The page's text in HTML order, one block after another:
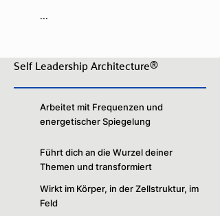
die Zellebene
Zielsetzung
Klassisch:will Probleme lösen und Leistung
erinnert dich an deine ursprüngliche
...
Self Leadership Architecture®
Arbeitet mit Frequenzen und
energetischer Spiegelung
Führt dich an die Wurzel deiner
Themen und transformiert
Wirkt im Körper, in der Zellstruktur, im
Feld